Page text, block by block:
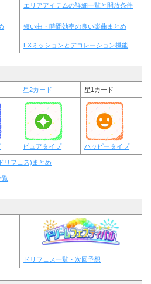
エリアアイテムの詳細一覧と開放条件
短い曲・時間効率の良い楽曲まとめ
EXミッションとデコレーション機能
星2カード 星1カード
ピュアタイプ ハッピータイプ
リフェス)まとめ
覧
ドリフェス一覧・次回予想